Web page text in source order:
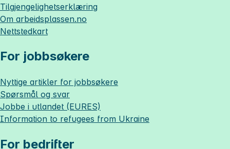
Tilgjengelighetserklæring
Om arbeidsplassen.no
Nettstedkart
For jobbsøkere
Nyttige artikler for jobbsøkere
Spørsmål og svar
Jobbe i utlandet (EURES)
Information to refugees from Ukraine
For bedrifter